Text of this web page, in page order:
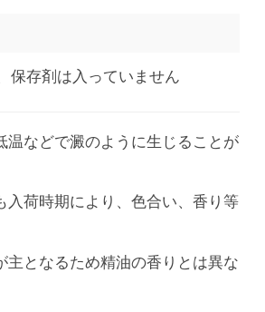
保存剤は入っていません
温などで澱のように生じることが
入荷時期により、色合い、香り等
主となるため精油の香りとは異な